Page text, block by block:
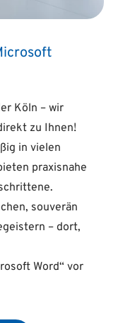
Köln – wir
zu Ihnen!
in vielen
praxisnahe
souverän
– dort,
Word“ vor